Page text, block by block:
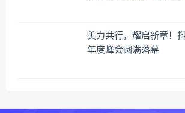
美力共行，耀启新章！
年度峰会圆满落幕